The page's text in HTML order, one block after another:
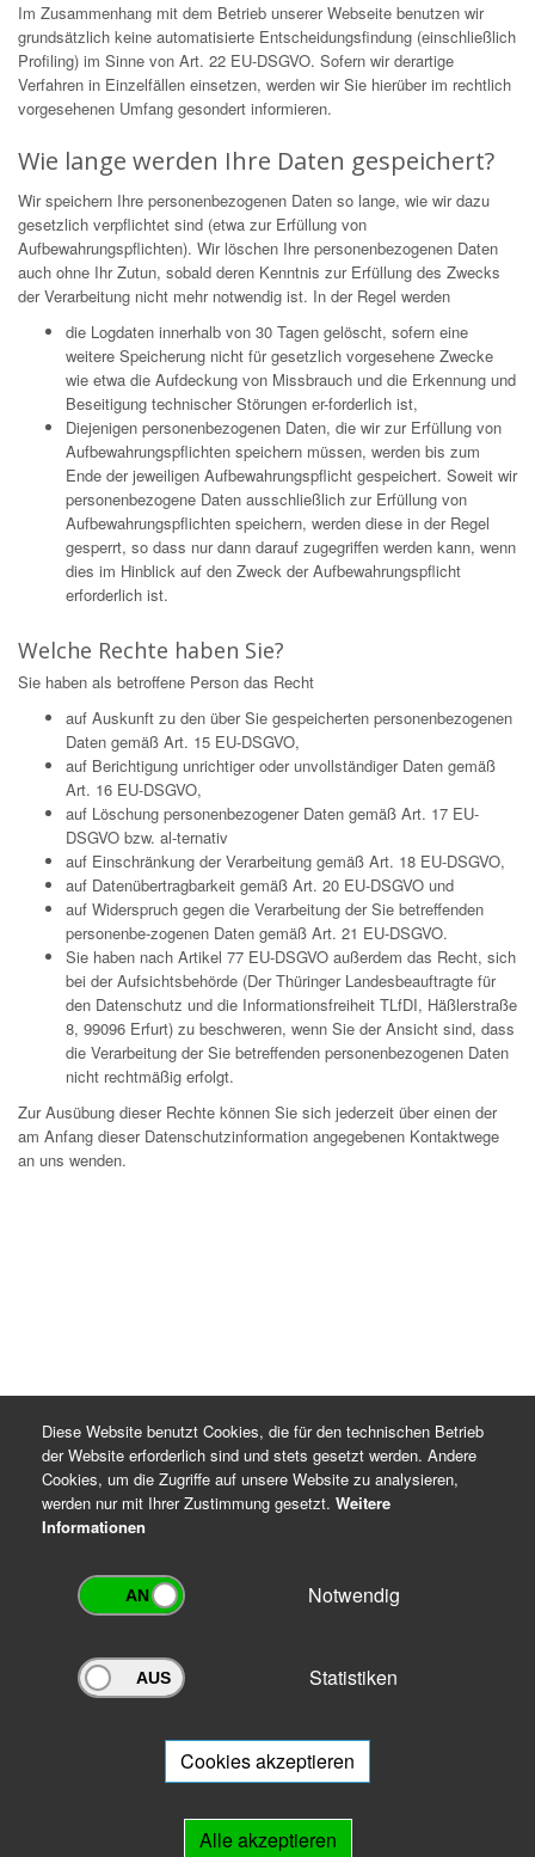
Im Zusammenhang mit dem Betrieb unserer Webseite benutzen wir
grundsätzlich keine automatisierte Entscheidungsfindung (einschließlich
Profiling) im Sinne von Art. 22 EU-DSGVO. Sofern wir derartige
Verfahren in Einzelfällen einsetzen, werden wir Sie hierüber im rechtlich
vorgesehenen Umfang gesondert informieren.
Wie lange werden Ihre Daten gespeichert?
Wir speichern Ihre personenbezogenen Daten so lange, wie wir dazu
gesetzlich verpflichtet sind (etwa zur Erfüllung von
Aufbewahrungspflichten). Wir löschen Ihre personenbezogenen Daten
auch ohne Ihr Zutun, sobald deren Kenntnis zur Erfüllung des Zwecks
der Verarbeitung nicht mehr notwendig ist. In der Regel werden
die Logdaten innerhalb von 30 Tagen gelöscht, sofern eine
weitere Speicherung nicht für gesetzlich vorgesehene Zwecke
wie etwa die Aufdeckung von Missbrauch und die Erkennung und
Beseitigung technischer Störungen er-forderlich ist,
Diejenigen personenbezogenen Daten, die wir zur Erfüllung von
Aufbewahrungspflichten speichern müssen, werden bis zum
Ende der jeweiligen Aufbewahrungspflicht gespeichert. Soweit wir
personenbezogene Daten ausschließlich zur Erfüllung von
Aufbewahrungspflichten speichern, werden diese in der Regel
gesperrt, so dass nur dann darauf zugegriffen werden kann, wenn
dies im Hinblick auf den Zweck der Aufbewahrungspflicht
erforderlich ist.
Welche Rechte haben Sie?
Sie haben als betroffene Person das Recht
auf Auskunft zu den über Sie gespeicherten personenbezogenen
Daten gemäß Art. 15 EU-DSGVO,
auf Berichtigung unrichtiger oder unvollständiger Daten gemäß
Art. 16 EU-DSGVO,
auf Löschung personenbezogener Daten gemäß Art. 17 EU-
DSGVO bzw. al-ternativ
auf Einschränkung der Verarbeitung gemäß Art. 18 EU-DSGVO,
auf Datenübertragbarkeit gemäß Art. 20 EU-DSGVO und
auf Widerspruch gegen die Verarbeitung der Sie betreffenden
personenbe-zogenen Daten gemäß Art. 21 EU-DSGVO.
Sie haben nach Artikel 77 EU-DSGVO außerdem das Recht, sich
bei der Aufsichtsbehörde (Der Thüringer Landesbeauftragte für
den Datenschutz und die Informationsfreiheit TLfDI, Häßlerstraße
8, 99096 Erfurt) zu beschweren, wenn Sie der Ansicht sind, dass
die Verarbeitung der Sie betreffenden personenbezogenen Daten
nicht rechtmäßig erfolgt.
Zur Ausübung dieser Rechte können Sie sich jederzeit über einen der
am Anfang dieser Datenschutzinformation angegebenen Kontaktwege
an uns wenden.
Archivportal Thüringen
Ihnen beratend zur Seite.
Diese Website benutzt Cookies, die für den technischen Betrieb
der Website erforderlich sind und stets gesetzt werden. Andere
Cookies, um die Zugriffe auf unsere Website zu analysieren,
werden nur mit Ihrer Zustimmung gesetzt. Weitere
Informationen
Notwendig
Statistiken
Cookies akzeptieren
Alle akzeptieren